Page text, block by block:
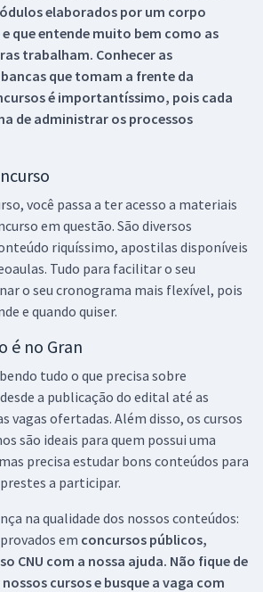
elaborados por um corpo
que entende muito bem como as
trabalham. Conhecer as
que tomam a frente da
é importantíssimo, pois cada
de administrar os processos
você passa a ter acesso a materiais
em questão. São diversos
riquíssimo, apostilas disponíveis
Tudo para facilitar o seu
o seu cronograma mais flexível, pois
e quando quiser.
é no Gran
tudo o que precisa sobre
a publicação do edital até as
vagas ofertadas. Além disso, os cursos
são ideais para quem possui uma
precisa estudar bons conteúdos para
a participar.
na qualidade dos nossos conteúdos:
em concursos públicos,
CNU com a nossa ajuda. Não fique de
cursos e busque a vaga com